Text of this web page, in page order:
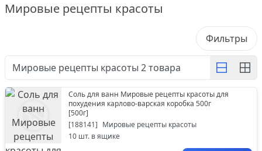
Мировые рецепты красоты
Фильтры
Мировые рецепты красоты 2товара
Соль для ванн Мировые рецепты красоты для
похудения карлово-варская коробка 500г
[500г]
[188141] Мировые рецепты красоты
10 шт. в ящике